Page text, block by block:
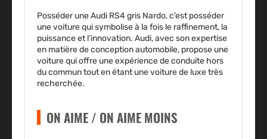
Posséder uneAudi RS4 gris Nardo, c’est posséder
une voiture qui symbolise à la fois le raffinement, la
puissance et l’innovation. Audi, avec son expertise
en matière de conception automobile, propose une
voiture qui offre une expérience de conduite hors
du commun tout en étant une voiture de luxe très
recherchée.
ON AIME / ON AIME MOINS